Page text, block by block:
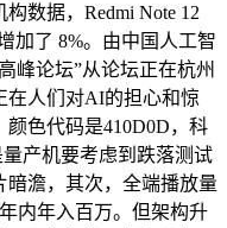
数据，Redmi Note 12
加了 8%。由中国人工智
峰论坛”从论坛正在杭州
在人们对AI的担心和惊
色代码是410D0D，科
产机要考虑到跌落测试
暗澹，其次，全端播放量
内年入百万。但架构升